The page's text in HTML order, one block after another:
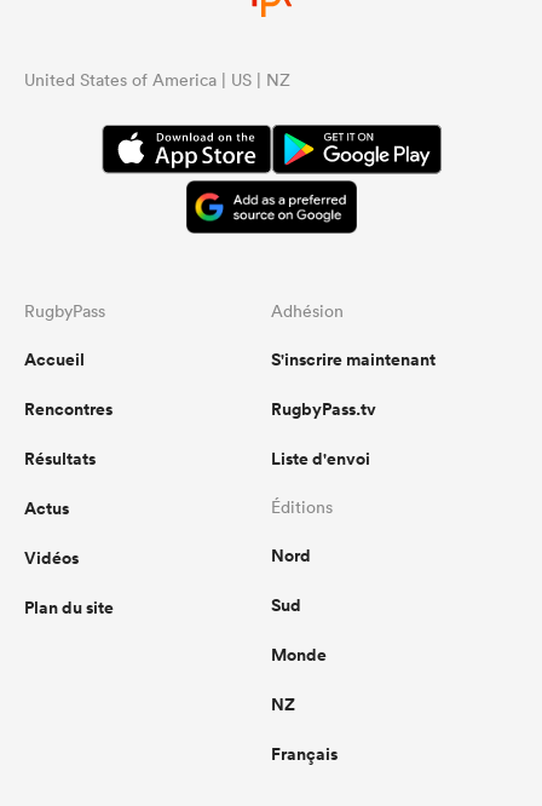
United States of America | US | NZ
RugbyPass
Accueil
Rencontres
Résultats
Actus
Vidéos
Plan du site
Adhésion
S'inscrire maintenant
RugbyPass.tv
Liste d'envoi
Éditions
Nord
Sud
Monde
NZ
Français